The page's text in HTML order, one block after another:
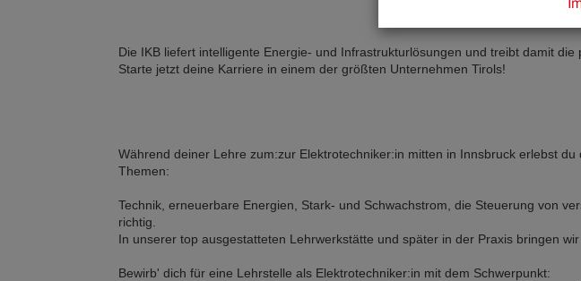
Die IKB liefert intelligente Energie- und Infrastrukturlösungen und treibt damit
Starte jetzt deine Karriere in einem der größten Unternehmen Tirols!
Während deiner Lehre zum:zur Elektrotechniker:in mitten in Innsbruck erlebst
Themen:
Technik, erneuerbare Energien, Stark- und Schwachstrom, die Steuerung von
richtig.
In unserer top ausgestatteten Lehrwerkstätte und später in der Praxis bringen
Bewirb' dich für eine Lehrstelle als Elektrotechniker:in mit dem Schwerpunkt: